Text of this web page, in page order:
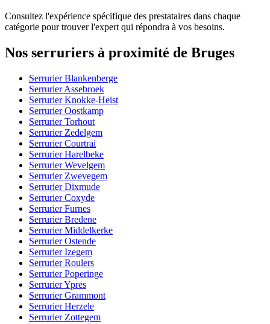
Consultez l'expérience spécifique des prestataires dans chaque
catégorie pour trouver l'expert qui répondra à vos besoins.
Nos serruriers à proximité de Bruges
Serrurier Blankenberge
Serrurier Assebroek
Serrurier Knokke-Heist
Serrurier Oostkamp
Serrurier Torhout
Serrurier Zedelgem
Serrurier Courtrai
Serrurier Harelbeke
Serrurier Wevelgem
Serrurier Zwevegem
Serrurier Dixmude
Serrurier Coxyde
Serrurier Furnes
Serrurier Bredene
Serrurier Middelkerke
Serrurier Ostende
Serrurier Izegem
Serrurier Roulers
Serrurier Poperinge
Serrurier Ypres
Serrurier Grammont
Serrurier Herzele
Serrurier Zottegem